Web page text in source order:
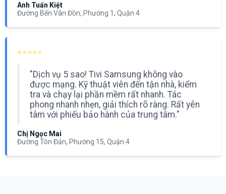
Anh Tuấn Kiệt
Đường Bến Vân Đồn, Phường 1, Quận 4
⭐⭐⭐⭐⭐
"Dịch vụ 5 sao! Tivi Samsung không vào
được mạng. Kỹ thuật viên đến tận nhà, kiểm
tra và chạy lại phần mềm rất nhanh. Tác
phong nhanh nhẹn, giải thích rõ ràng. Rất yên
tâm với phiếu bảo hành của trung tâm."
Chị Ngọc Mai
Đường Tôn Đản, Phường 15, Quận 4